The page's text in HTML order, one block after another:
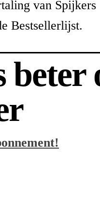
van Spijkers
Bestsellerlijst.
beter